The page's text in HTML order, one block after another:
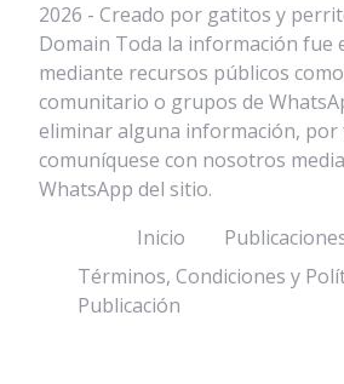
2026 - Creado por gatitos y
Domain Toda la información fue
mediante recursos públicos
comunitario o grupos de
eliminar alguna información, por
comuníquese con nosotros
WhatsApp del sitio.
Inicio
Términos, Condiciones y
Publicación